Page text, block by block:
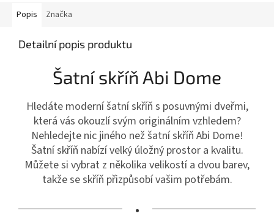
Popis Značka
Detailní popis produktu
Šatní skříň Abi Dome
Hledáte moderní šatní skříň s posuvnými dveřmi,
která vás okouzlí svým originálním vzhledem?
Nehledejte nic jiného než šatní skříň Abi Dome!
Šatní skříň nabízí velký úložný prostor a kvalitu.
Můžete si vybrat z několika velikostí a dvou barev,
takže se skříň přizpůsobí vašim potřebám.
•